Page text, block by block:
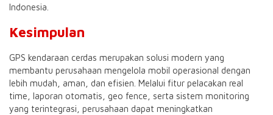
Indonesia.
Kesimpulan
GPS kendaraan cerdas merupakan solusi modern yang
membantu perusahaan mengelola mobil operasional dengan
lebih mudah, aman, dan efisien. Melalui fitur pelacakan real
time, laporan otomatis, geo fence, serta sistem monitoring
yang terintegrasi, perusahaan dapat meningkatkan